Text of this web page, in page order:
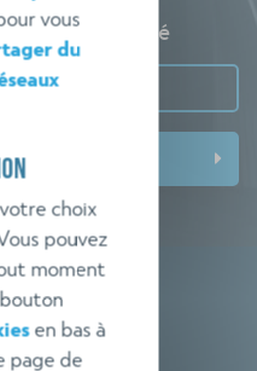
rester informé
vous
du
choix
pouvez
moment
en bas à
page de